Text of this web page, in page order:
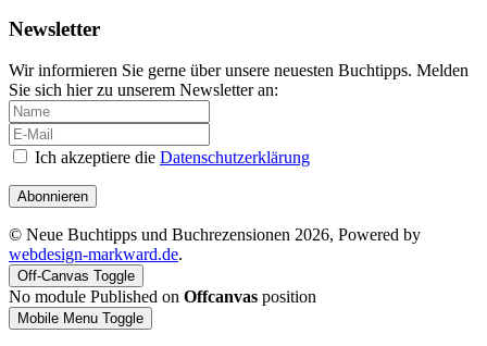
Newsletter
Wir informieren Sie gerne über unsere neuesten Buchtipps. Melden
Sie sich hier zu unserem Newsletter an:
Ich akzeptiere die Datenschutzerklärung
Abonnieren
© Neue Buchtipps und Buchrezensionen 2026, Powered by
webdesign-markward.de.
Off-Canvas Toggle
No module Published on Offcanvas position
Mobile Menu Toggle